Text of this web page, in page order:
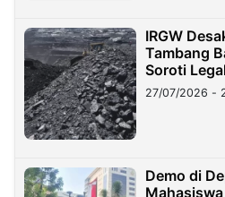
IRGW
Tambang
Soroti
Stockpile
27/07/2026 -
Demo di